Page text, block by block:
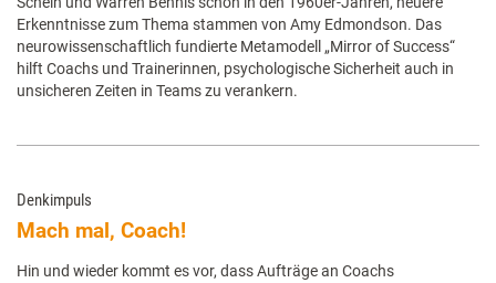
Erkenntnisse zum Thema stammen von Amy Edmondson. Das
neurowissenschaftlich fundierte Metamodell „Mirror of Success“
hilft Coachs und Trainerinnen, psychologische Sicherheit auch in
unsicheren Zeiten in Teams zu verankern.
Denkimpuls
Mach mal, Coach!
Hin und wieder kommt es vor, dass Aufträge an Coachs